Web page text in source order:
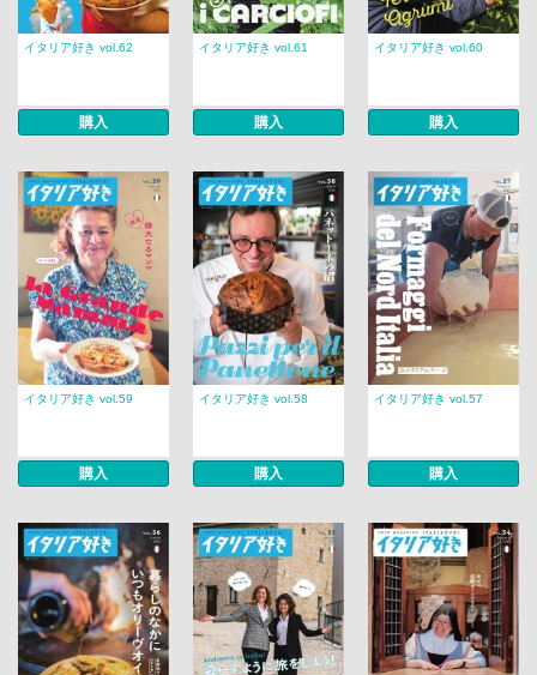
イタリア好き vol.62
購入
イタリア好き vol.61
購入
イタリア好き vol.60
購入
イタリア好き vol.59
購入
イタリア好き vol.58
購入
イタリア好き vol.57
購入